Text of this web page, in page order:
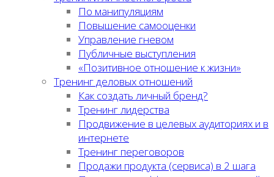
По манипуляциям
Повышение самооценки
Управление гневом
Публичные выступления
«Позитивное отношение к жизни»
Тренинг деловых отношений
Как создать личный бренд?
Тренинг лидерства
Продвижение в целевых аудиториях и в
интернете
Тренинг переговоров
Продажи продукта (сервиса) в 2 шага